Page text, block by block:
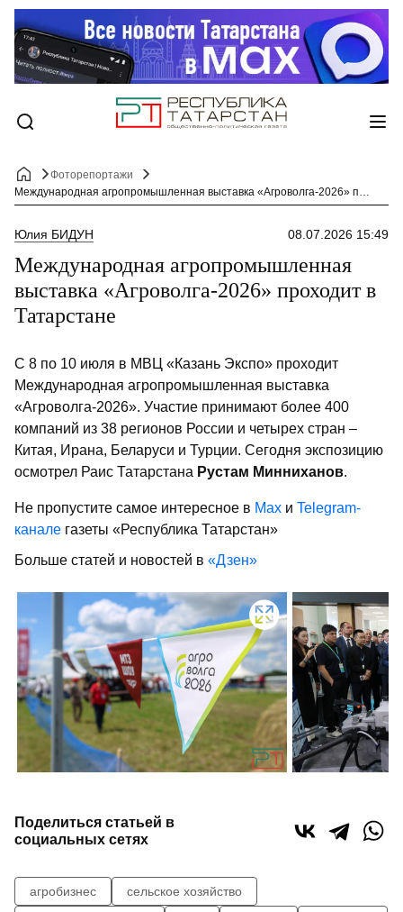
Фоторепортажи
Международная агропромышленная выставка «Агроволга-2026» проходит в Татарстане
Юлия БИДУН 08.07.2026 15:49
Международная агропромышленная
выставка «Агроволга-2026» проходит в
Татарстане
С 8 по 10 июля в МВЦ «Казань Экспо» проходит
Международная агропромышленная выставка
«Агроволга-2026». Участие принимают более 400
компаний из 38 регионов России и четырех стран –
Китая, Ирана, Беларуси и Турции. Сегодня экспозицию
осмотрел Раис Татарстана Рустам Минниханов.
Не пропустите самое интересное в Max и Telegram-
канале газеты «Республика Татарстан»
Больше статей и новостей в «Дзен»
Поделиться статьей в
социальных сетях
агробизнес
сельское хозяйство